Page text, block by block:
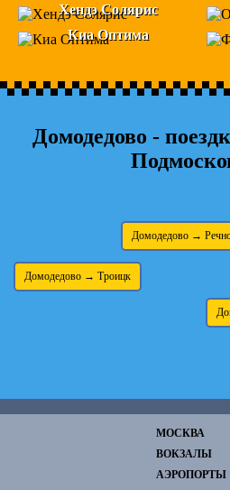
Хендэ Солярис
Киа Оптима
Домодедово -
Домодедово → Троицк
Домодедово →
МОСКВА
ВОКЗАЛЫ
АЭРОПОРТЫ